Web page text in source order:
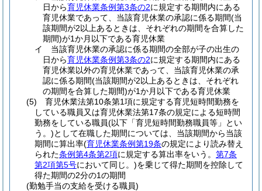
日から育児休業条例第3条の2に規定する期間内にある
育児休業であって、当該育児休業の承認に係る期間(当
該期間が2以上あるときは、それぞれの期間を合算した
期間)が1か月以下である育児休業
イ
当該育児休業の承認に係る期間の全部が子の出生の
日から育児休業条例第3条の2に規定する期間内にある
育児休業以外の育児休業であって、当該育児休業の承
認に係る期間(当該期間が2以上あるときは、それぞれ
の期間を合算した期間)が1か月以下である育児休業
(5)
育児休業法第10条第1項に規定する育児短時間勤務を
している職員又は育児休業法第17条の規定による短時間
勤務をしている職員(以下「育児短時間勤務職員等」とい
う。)として在職した期間については、当該期間から当該
期間に算出率(育児休業条例第19条の規定により読み替え
られた条例第4条第2項に規定する算出率をいう。 第7条
第2項第5号において同じ。)を乗じて得た期間を控除して
得た期間の2分の1の期間
(勤勉手当の支給を受ける職員)